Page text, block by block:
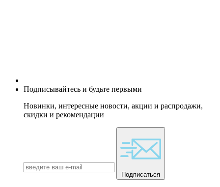
Подписывайтесь и будьте первыми
Новинки, интересные новости, акции и распродажи,
скидки и рекомендации
Подписаться